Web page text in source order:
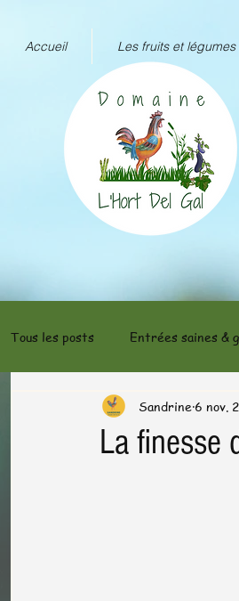
Accueil Les fruits et
Tous les posts Entrées saines &
Préparation & cuisson
La finesse
Sandrine 6 nov.